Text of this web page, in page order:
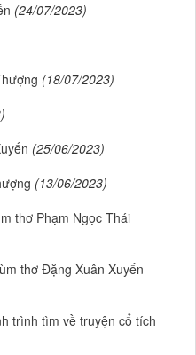
(24/07/2023)
(18/07/2023)
(25/06/2023)
(13/06/2023)
thơ Phạm Ngọc Thái
thơ Đặng Xuân Xuyến
trình tìm về truyện cổ tích